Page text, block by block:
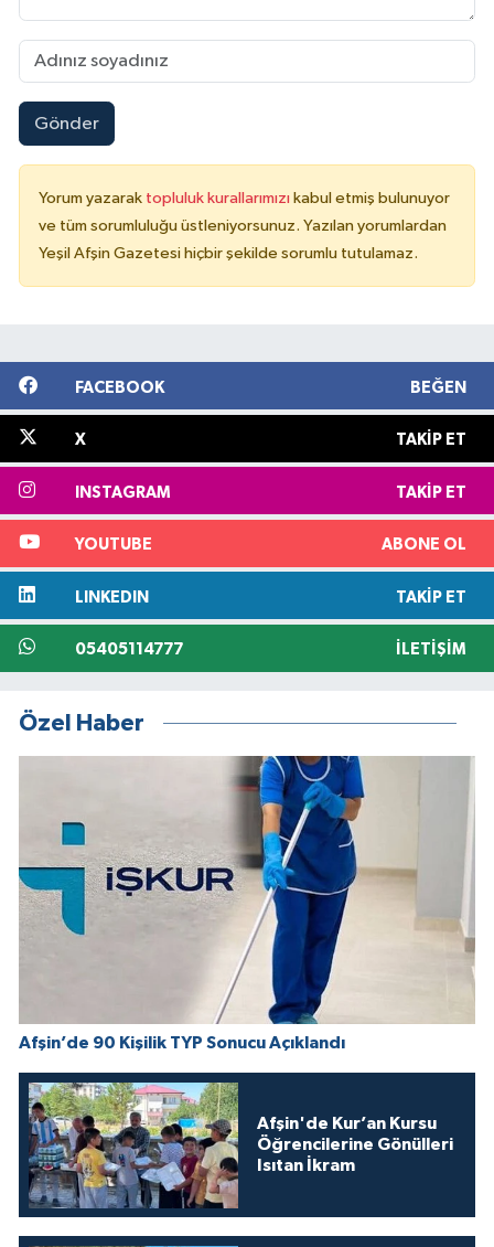
Gönder
Yorum yazarak topluluk kurallarımızı kabul etmiş bulunuyor
ve tüm sorumluluğu üstleniyorsunuz. Yazılan yorumlardan
Yeşil Afşin Gazetesi hiçbir şekilde sorumlu tutulamaz.
FACEBOOK BEĞEN
X TAKIP ET
INSTAGRAM TAKIP ET
YOUTUBE ABONE OL
LINKEDIN TAKIP ET
05405114777 İLETIŞIM
Özel Haber
Afşin’de 90 Kişilik TYP Sonucu Açıklandı
Afşin'de Kur’an Kursu
Öğrencilerine Gönülleri
Isıtan İkram